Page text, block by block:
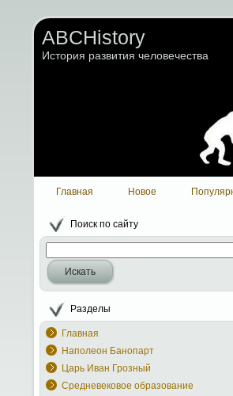
ABCHistory
История развития человечества
Главная Новое
Поиск по сайту
Искать
Разделы
Главная
Наполеон Банопарт
Царь Иван Грозный
Средневековое образование